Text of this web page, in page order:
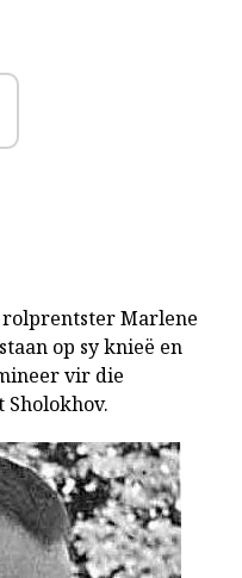
Marlene
op sy knieë en
vir die